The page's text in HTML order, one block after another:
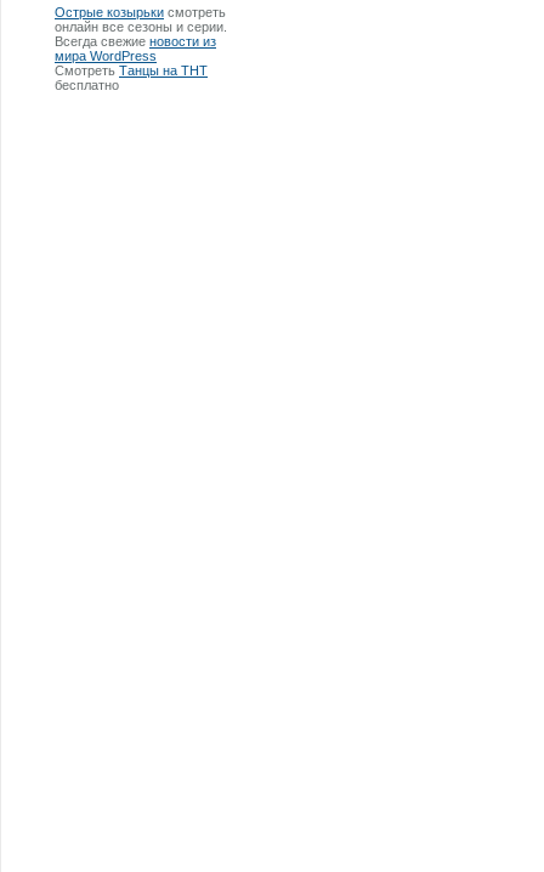
Острые козырьки смотреть
онлайн все сезоны и серии.
Всегда свежие новости из
мира WordPress
Смотреть Танцы на ТНТ
бесплатно